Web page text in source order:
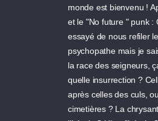
monde est bienvenu !
et le "No future " punk :
essayé de nous refiler
psychopathe mais je
la race des seigneurs,
quelle insurrection ?
après celles des culs,
cimetières ? La